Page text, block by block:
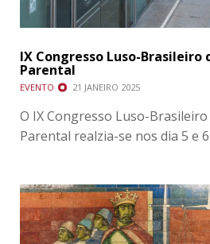
IX Congresso Luso-Brasileiro
Parental
EVENTO 21 JANEIRO 2025
O IX Congresso Luso-Brasileiro
Parental realzia-se nos dia 5 e 6